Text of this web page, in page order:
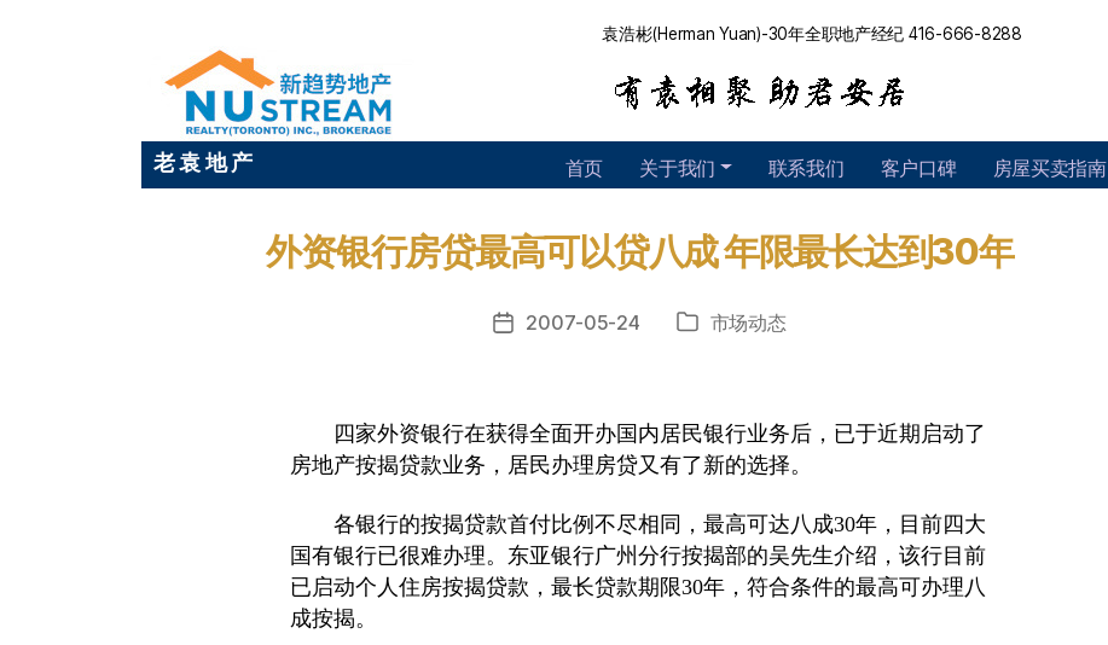
袁浩彬(Herman Yuan)-30年全职地产经纪 416-666-8288
老 袁 地 产 首页 关于我们 联系我们 客户口碑 房屋买卖指南
外资银行房贷最高可以贷八成 年限最长达到30年
发 2007-05-24
分 市场动态
四家外资银行在获得全面开办国内居民银行业务后，已于近期启动了
房地产按揭贷款业务，居民办理房贷又有了新的选择。
各银行的按揭贷款首付比例不尽相同，最高可达八成30年，目前四大
国有银行已很难办理。东亚银行广州分行按揭部的吴先生介绍，该行目前
已启动个人住房按揭贷款，最长贷款期限30年，符合条件的最高可办理八
成按揭。